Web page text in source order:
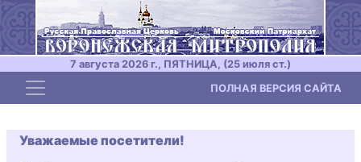
7 августа 2026 г., ПЯТНИЦА, (25 июля ст.)
Toggle navigation ПОЛНАЯ ВЕРСИЯ САЙТА
Уважаемые посетители!